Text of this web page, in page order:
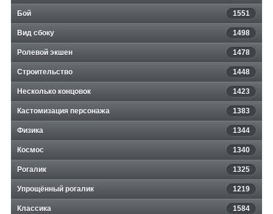
Бой 1551
Вид сбоку 1498
Ролевой экшен 1478
Строительство 1448
Несколько концовок 1423
Кастомизация персонажа 1383
Физика 1344
Космос 1340
Рогалик 1325
Упрощённый рогалик 1219
Классика 1584